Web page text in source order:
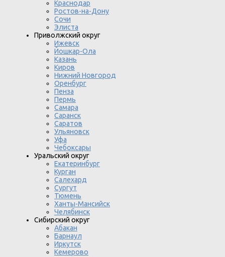
Краснодар
Ростов-на-Дону
Сочи
Элиста
Приволжский округ
Ижевск
Йошкар-Ола
Казань
Киров
Нижний Новгород
Оренбург
Пенза
Пермь
Самара
Саранск
Саратов
Ульяновск
Уфа
Чебоксары
Уральский округ
Екатеринбург
Курган
Салехард
Сургут
Тюмень
Ханты-Мансийск
Челябинск
Сибирский округ
Абакан
Барнаул
Иркутск
Кемерово